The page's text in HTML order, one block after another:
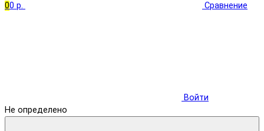
00 р. Сравнение
Войти
Не определено